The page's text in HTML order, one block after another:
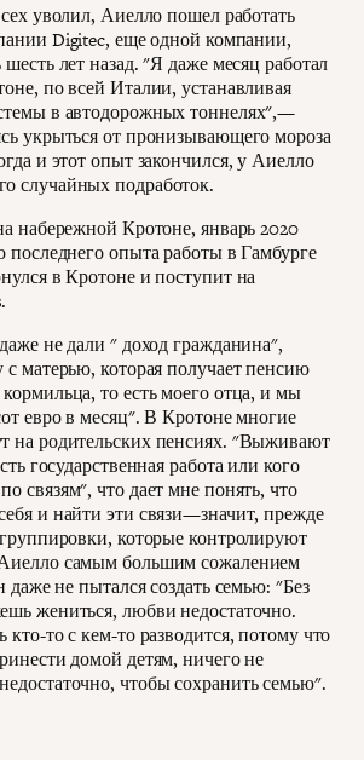
уволил, Аиелло пошел работать
Digitec, еще одной компании,
шесть лет назад. "Я даже месяц работал
по всей Италии, устанавливая
в автодорожных тоннелях",—
укрыться от пронизывающего мороза
и этот опыт закончился, у Аиелло
случайных подработок.
набережной Кротоне, январь 2020
последнего опыта работы в Гамбурге
в Кротоне и поступит на
не дали " доход гражданина",
матерью, которая получает пенсию
то есть моего отца, и мы
евро в месяц". В Кротоне многие
на родительских пенсиях. "Выживают
государственная работа или кого
связям", что дает мне понять, что
и найти эти связи—значит, прежде
которые контролируют
самым большим сожалением
даже не пытался создать семью: "Без
жениться, любви недостаточно.
кто-то с кем-то разводится, потому что
домой детям, ничего не
чтобы сохранить семью".